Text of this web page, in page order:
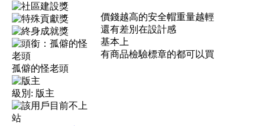
孤僻的怪老頭
級別: 版主
價錢越高的安全帽重量越輕
還有差別在設計感
基本上
有商品檢驗標章的都可以買